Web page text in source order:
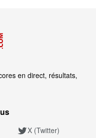
en direct, résultats,
X (Twitter)